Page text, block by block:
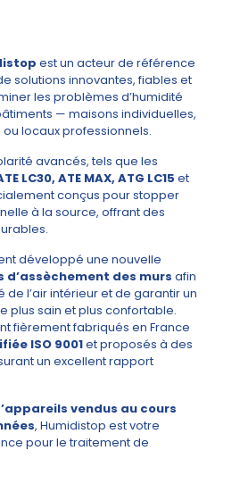
est un acteur de référence
solutions innovantes, fiables et
les problèmes d’humidité
— maisons individuelles,
locaux professionnels.
avancés, tels que les
LC30, ATE MAX, ATG LC15 et
conçus pour stopper
à la source, offrant des
développé une nouvelle
d’assèchement des murs afin
de l’air intérieur et de garantir un
plus sain et plus confortable.
fièrement fabriqués en France
ISO 9001et proposés à des
un excellent rapport
vendus au cours
, Humidistop est votre
pour le traitement de